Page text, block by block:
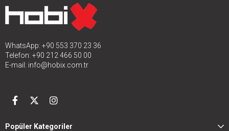
WhatsApp: +90 553 370 23 36
Telefon: +90 212 466 50 00
E-mail: info@hobix.com.tr
Popüler Kategoriler